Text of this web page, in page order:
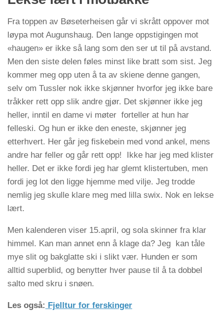
Fra toppen av Bøseterheisen går vi skrått oppover mot
løypa mot Augunshaug. Den lange oppstigingen mot
«haugen» er ikke så lang som den ser ut til på avstand.
Men den siste delen føles minst like bratt som sist. Jeg
kommer meg opp uten å ta av skiene denne gangen,
selv om Tussler nok ikke skjønner hvorfor jeg ikke bare
tråkker rett opp slik andre gjør. Det skjønner ikke jeg
heller, inntil en dame vi møter forteller at hun har
felleski. Og hun er ikke den eneste, skjønner jeg
etterhvert. Her går jeg fiskebein med vond ankel, mens
andre har feller og går rett opp! Ikke har jeg med klister
heller. Det er ikke fordi jeg har glemt klistertuben, men
fordi jeg lot den ligge hjemme med vilje. Jeg trodde
nemlig jeg skulle klare meg med lilla swix. Nok en lekse
lært.
Men kalenderen viser 15.april, og sola skinner fra klar
himmel. Kan man annet enn å klage da? Jeg kan tåle
mye slit og bakglatte ski i slikt vær. Hunden er som
alltid superblid, og benytter hver pause til å ta dobbel
salto med skru i snøen.
Les også: Fjelltur for ferskinger